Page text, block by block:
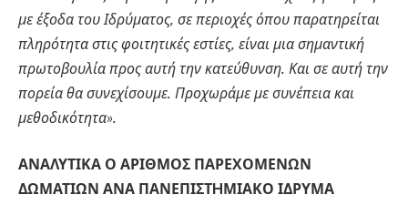
με έξοδα του Ιδρύματος, σε περιοχές όπου παρατηρείται
πληρότητα στις φοιτητικές εστίες, είναι μια σημαντική
πρωτοβουλία προς αυτή την κατεύθυνση. Και σε αυτή την
πορεία θα συνεχίσουμε. Προχωράμε με συνέπεια και
μεθοδικότητα».
ΑΝΑΛΥΤΙΚΑ Ο ΑΡΙΘΜΟΣ ΠΑΡΕΧΟΜΕΝΩΝ
ΔΩΜΑΤΙΩΝ ΑΝΑ ΠΑΝΕΠΙΣΤHΜΙΑΚΟ ΙΔΡΥΜΑ